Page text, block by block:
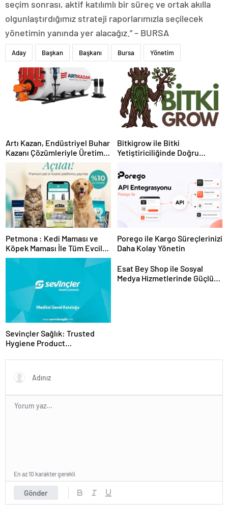
seçim sonrası, aktif katılımlı bir süreç ve ortak akılla
olgunlaştırdığımız strateji raporlarımızla seçilecek
yönetimin yanında yer alacağız.” – BURSA
Aday Başkan Başkanı Bursa Yönetim
Artı Kazan, Endüstriyel Buhar
Kazanı Çözümleriyle Üretim
Tesislerine Verimli Sistemler
Sunuyor
Bitkigrow ile Bitki
Yetiştiriciliğinde Doğru
Petmona : Kedi Maması ve
Köpek Maması İle Tüm Evcil
Hayvan Ürünleri
Porego ile Kargo Süreçlerinizi
Daha Kolay Yönetin
Sevinçler Sağlık: Trusted
Hygiene Product
Esat Bey Shop ile Sosyal
Medya Hizmetlerinde Güçlü
Gönder
En az 10 karakter gerekli